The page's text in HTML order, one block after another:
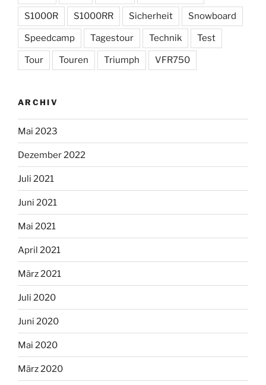
S1000R S1000RR Sicherheit Snowboard
Speedcamp Tagestour Technik Test
Tour Touren Triumph VFR750
ARCHIV
Mai 2023
Dezember 2022
Juli 2021
Juni 2021
Mai 2021
April 2021
März 2021
Juli 2020
Juni 2020
Mai 2020
März 2020